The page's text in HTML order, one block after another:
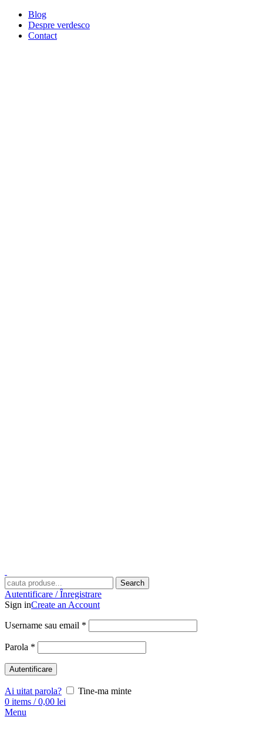
Blog
Despre verdesco
Contact
Search
Autentificare / Înregistrare
Sign inCreate an Account
Username sau email *
Parola *
Autentificare
Ai uitat parola?
Tine-ma minte
0 items / 0,00 lei
Menu